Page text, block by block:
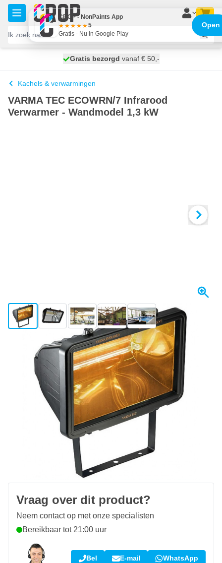
Ga naar de inhoud
morgen bezorgd
Gratis bezorgd vanaf € 50,-
100 dagen
Kachels & verwarmingen
VARMA TEC ECOWRN/7 Infrarood
Verwarmer - Wandmodel 1,3 kW
View larger imageView larger imageView larger imageView larger imageView larger image
Binnenkort op voorraad
€ 261, 36
incl. BTW
Houd me op de hoogte
Vergelijkbare producten
vanaf € 50,-
retourneren en ruilen
Klantbeoordeling:9,5/10
Vraag over dit product?
Neem contact op met onze specialisten
Bereikbaar tot 21:00 uur
Bel E-mail WhatsApp
CROP - NonPaints App
5
Gratis - Nu in Google Play
Open